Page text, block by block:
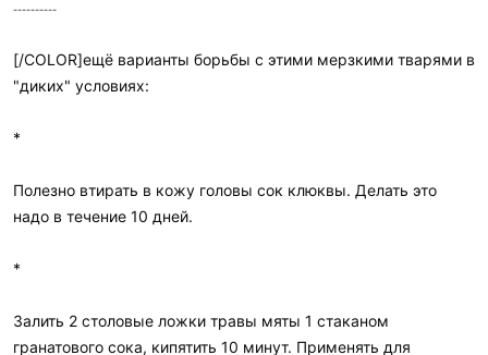
----------
[/COLOR]ещё варианты борьбы с этими мерзкими тварями в
"диких" условиях:
*
Полезно втирать в кожу головы сок клюквы. Делать это
надо в течение 10 дней.
*
Залить 2 столовые ложки травы мяты 1 стаканом
гранатового сока, кипятить 10 минут. Применять для